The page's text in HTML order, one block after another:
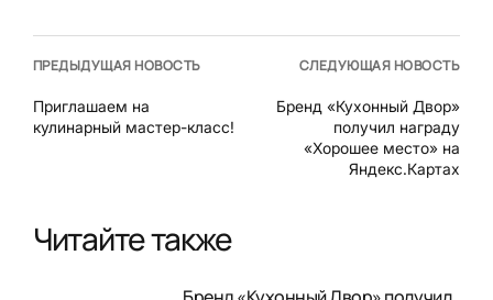
ПРЕДЫДУЩАЯ НОВОСТЬ
Приглашаем на
кулинарный мастер-класс!
СЛЕДУЮЩАЯ НОВОСТЬ
Бренд «Кухонный Двор»
получил награду
«Хорошее место» на
Яндекс.Картах
Читайте также